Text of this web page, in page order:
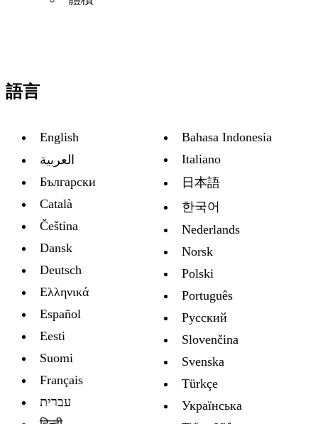
語言
English
العربية
Български
Català
Čeština
Dansk
Deutsch
Ελληνικά
Español
Eesti
Suomi
Français
עברית
Bahasa Indonesia
Italiano
日本語
한국어
Nederlands
Norsk
Polski
Português
Русский
Slovenčina
Svenska
Türkçe
Украïнська